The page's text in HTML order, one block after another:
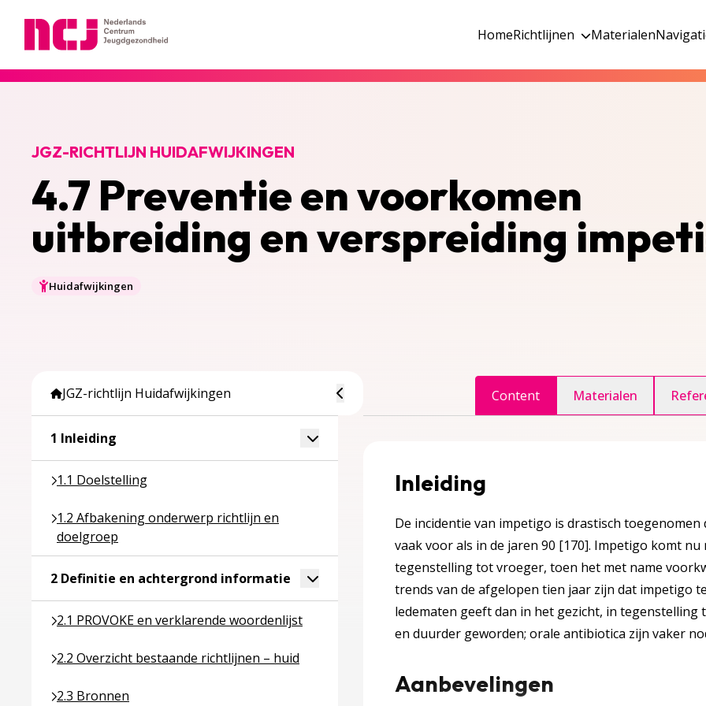
HomeRichtlijnen Materialen
4.7 Preventie en voorkomen
uitbreiding en verspreiding
JGZ-RICHTLIJN HUIDAFWIJKINGEN
Huidafwijkingen
JGZ-richtlijn Huidafwijkingen Toggle inhoudsopgave
1 Inleiding Toggle accordion over 1 Inleiding
1.1 Doelstelling
Ga naar pagina over 1.1 Doelstelling
1.2 Afbakening onderwerp richtlijn en
doelgroep
Ga naar pagina over 1.2 Afbakening onderwerp richtlijn en doelgroep
2 Definitie en achtergrond informatie Ga naar pagina over 2 Definitie en achtergrond informatie
Toggle accordion over 2 Definitie en achtergrond informatie
2.1 PROVOKE en verklarende woordenlijst
Ga naar pagina over 2.1 PROVOKE en verklarende woordenlijst
2.2 Overzicht bestaande richtlijnen – huid
Ga naar pagina over 2.2 Overzicht bestaande richtlijnen – huid
2.3 Bronnen
Ga naar pagina over 2.3 Bronnen
Content Materialen
Inleiding
De incidentie van impetigo is drastisch
vaak voor als in de jaren 90 [170]. Impetigo komt nu
tegenstelling tot vroeger, toen het met name
trends van de afgelopen tien jaar zijn dat impetigo
ledematen geeft dan in het gezicht, in
en duurder geworden; orale antibiotica zijn vaker
Aanbevelingen